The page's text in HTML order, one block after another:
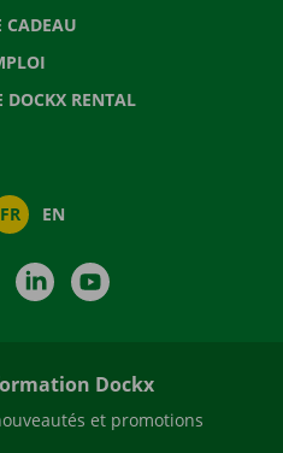
CADEAU
DOCKX RENTAL
FR EN
InstagramLinkedIn
Dockx
et promotions